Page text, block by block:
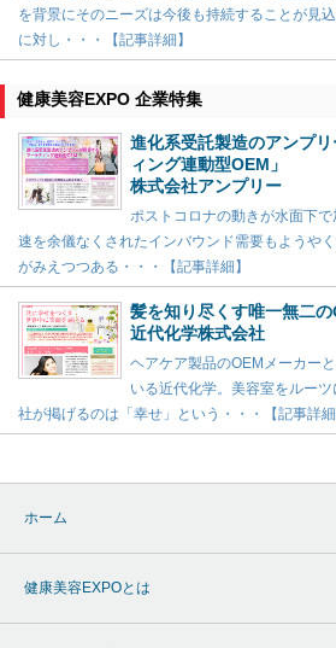
を背景にそのニーズは今後も持続することが見
に対し・・・【記事詳細】
健康美容EXPO 企業特集
進化系受託製造のアンプ
ィング連動型OEM」
株式会社アンプリー
ポストコロナの動きが水面下
速を余儀なくされたインバウンド需要もようや
がみえつつある・・・【記事詳細】
髪を知り尽くす唯一無二
近代化学株式会社
ヘアケア製品のOEMメーカー
いる近代化学。美容室をルー
社が掲げるのは「幸せ」という・・・【記事詳細
ホーム
健康美容EXPOとは